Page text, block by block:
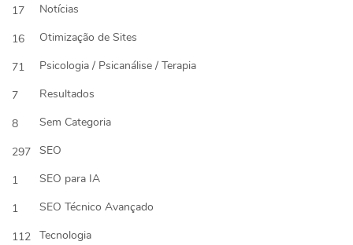
17
Notícias
16
Otimização de Sites
71
Psicologia / Psicanálise / Terapia
7
Resultados
8
Sem Categoria
297 SEO
1
SEO para IA
1
SEO Técnico Avançado
112 Tecnologia